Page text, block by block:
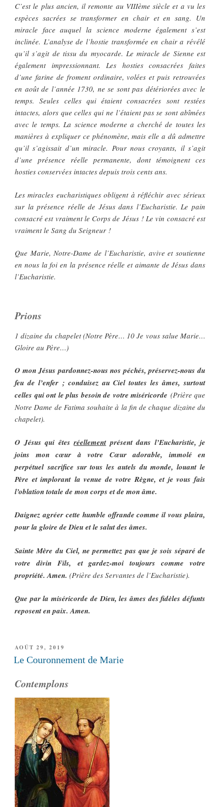
C’est le plus ancien, il remonte au VIIIème siècle et a vu les
espèces sacrées se transformer en chair et en sang. Un
miracle face auquel la science moderne également s’est
inclinée. L’analyse de l’hostie transformée en chair a révélé
qu’il s’agit de tissu du myocarde. Le miracle de Sienne est
également impressionnant. Les hosties consacrées faites
d’une farine de froment ordinaire, volées et puis retrouvées
en août de l’année 1730, ne se sont pas détériorées avec le
temps. Seules celles qui étaient consacrées sont restées
intactes, alors que celles qui ne l’étaient pas se sont abîmées
avec le temps. La science moderne a cherché de toutes les
manières à expliquer ce phénomène, mais elle a dû admettre
qu’il s’agissait d’un miracle. Pour nous croyants, il s’agit
d’une présence réelle permanente, dont témoignent ces
hosties conservées intactes depuis trois cents ans.
Les miracles eucharistiques obligent à réfléchir avec sérieux
sur la présence réelle de Jésus dans l’Eucharistie. Le pain
consacré est vraiment le Corps de Jésus ! Le vin consacré est
vraiment le Sang du Seigneur !
Que Marie, Notre-Dame de l’Eucharistie, avive et soutienne
en nous la foi en la présence réelle et aimante de Jésus dans
l’Eucharistie.
Prions
1 dizaine du chapelet (Notre Père… 10 Je vous salue Marie…
Gloire au Père…)
O mon Jésus pardonnez-nous nos péchés, préservez-nous du
feu de l’enfer ; conduisez au Ciel toutes les âmes, surtout
celles qui ont le plus besoin de votre miséricorde (Prière que
Notre Dame de Fatima souhaite à la fin de chaque dizaine du
chapelet).
O Jésus qui êtesréellementprésent dans l’Eucharistie, je
joins mon cœur à votre Cœur adorable, immolé en
perpétuel sacrifice sur tous les autels du monde, louant le
Père et implorant la venue de votre Règne, et je vous fais
l’oblation totale de mon corps et de mon âme.
Daignez agréer cette humble offrande comme il vous plaira,
pour la gloire de Dieu et le salut des âmes.
Sainte Mère du Ciel, ne permettez pas que je sois séparé de
votre divin Fils, et gardez-moi toujours comme votre
propriété. Amen. (Prière des Servantes de l’Eucharistie).
Que par la miséricorde de Dieu, les âmes des fidèles défunts
reposent en paix. Amen.
PUBLIÉ
LE
AOÛT 29, 2019
Le Couronnement de Marie
Contemplons